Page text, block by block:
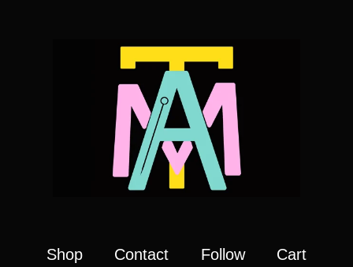
Shop Contact Follow Cart